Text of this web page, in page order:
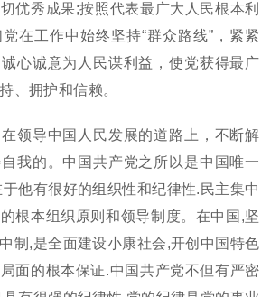
优秀成果;按照代表最广大人民根本利
在工作中始终坚持“群众路线”，紧紧
心诚意为人民谋利益，使党获得最广
、拥护和信赖。
领导中国人民发展的道路上，不断解
我的。中国共产党之所以是中国唯一
他有很好的组织性和纪律性.民主集中
根本组织原则和领导制度。在中国,坚
制,是全面建设小康社会,开创中国特色
面的根本保证.中国共产党不但有严密